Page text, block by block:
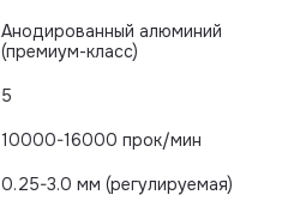
Анодированный алюминий
(премиум-класс)
5
10000-16000 прок/мин
0.25-3.0 мм (регулируемая)